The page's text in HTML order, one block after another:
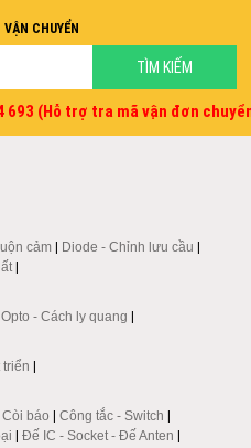
CHUYỂN
(Hỗ trợ tra mã vận đơn
cảm | Diode - Chỉnh lưu cầu |
|
Opto - Cách ly quang |
triển |
Còi báo | Công tắc - Switch |
| Đế IC - Socket - Đế Anten |